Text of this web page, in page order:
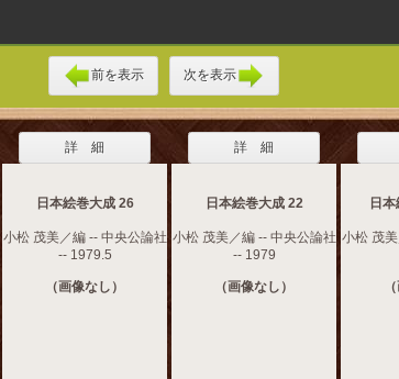
前を表示 次を表示
詳 細
日本絵巻大成 26
小松 茂美／編 -- 中央公論社
-- 1979.5
（画像なし）
詳 細
日本絵巻大成 22
小松 茂美／編 -- 中央公論社
-- 1979
（画像なし）
日
小松 茂